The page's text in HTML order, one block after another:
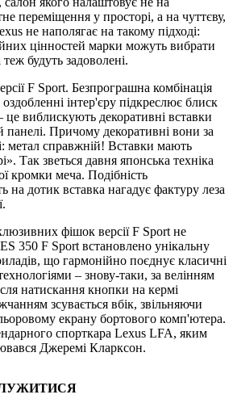
переміщення у просторі, а на чуттєву,
не наполягає на такому підході:
цінностей марки можуть вибрати
теж будуть задоволені.
F Sport. Безпрограшна комбінація
інтер'єру підкреслює блиск
це виблискують декоративні вставки
панелі. Причому декоративні вони за
метал справжній! Вставки мають
Так зветься давня японська техніка
кромки меча. Подібність
на дотик вставка нагадує фактуру леза
фішок версії F Sport не
350 F Sport встановлено унікальну
що гармонійно поєднує класичні
– знову-таки, за велінням
натискання кнопки на кермі
зсувається вбік, звільняючи
екрану бортового комп'ютера.
спорткара Lexus LFA, яким
Джеремі Кларксон.